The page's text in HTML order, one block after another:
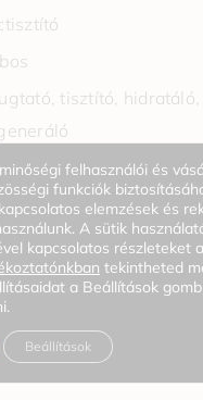
tisztító,
felhasználói és
funkciók
elemzések és
A sütik
kapcsolatos részleteket
tekintheted
a Beállítások
Beállítások